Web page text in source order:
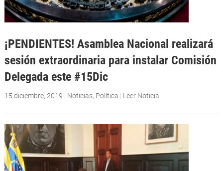
¡PENDIENTES! Asamblea Nacional realizará
sesión extraordinaria para instalar Comisión
Delegada este #15Dic
15 diciembre, 2019 | Noticias, Política | Leer Noticia